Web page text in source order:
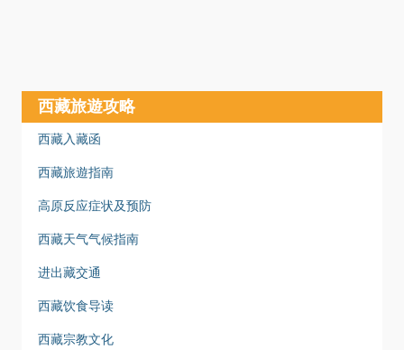
西藏旅遊攻略
西藏入藏函
西藏旅遊指南
高原反应症状及预防
西藏天气气候指南
进出藏交通
西藏饮食导读
西藏宗教文化